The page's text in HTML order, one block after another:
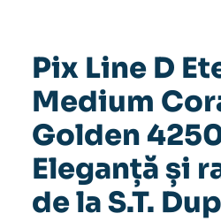
Pix Line D
Medium
Golden
Eleganță și
de la S.T.